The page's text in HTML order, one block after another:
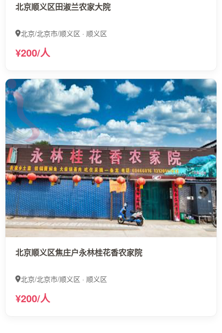
北京顺义区田淑兰农家大院
北京/北京市/顺义区 · 顺义区
¥200/人
北京顺义区焦庄户永林桂花香农家院
北京/北京市/顺义区 · 顺义区
¥200/人